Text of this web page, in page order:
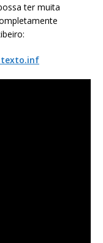
ter muita